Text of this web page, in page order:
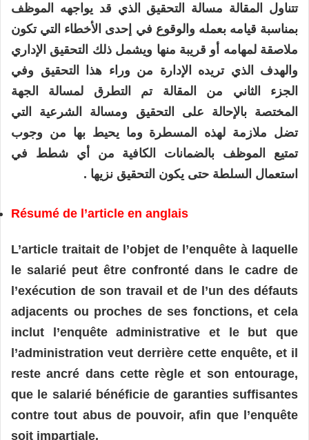
تتناول المقالة مسالة التحقيق الذي قد يواجهه الموظف
بمناسبة قيامه بعمله والوقوع في إحدى الأخطاء التي تكون
ملاصقة لمهامه أو قريبة منها ويشمل ذلك التحقيق الإداري
والهدف الذي تريده الإدارة من وراء هذا التحقيق وفي
الجزء الثاني من المقالة تم التطرق لمسالة الجهة
المختصة بالإحالة على التحقيق ومسالة الشرعية التي
تضل ملازمة لهذه المسطرة وما يحيط بها من وجوب
تمتيع الموظف بالضمانات الكافية من أي شطط في
استعمال السلطة حتى يكون التحقيق نزيها .
Résumé de l’article en anglais
L’article traitait de l’objet de l’enquête à laquelle
le salarié peut être confronté dans le cadre de
l’exécution de son travail et de l’un des défauts
adjacents ou proches de ses fonctions, et cela
inclut l’enquête administrative et le but que
l’administration veut derrière cette enquête, et il
reste ancré dans cette règle et son entourage,
que le salarié bénéficie de garanties suffisantes
contre tout abus de pouvoir, afin que l’enquête
soit impartiale.